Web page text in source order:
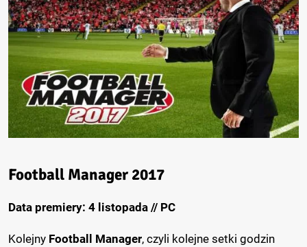
Football Manager 2017
Data premiery: 4 listopada // PC
Kolejny Football Manager, czyli kolejne setki godzin